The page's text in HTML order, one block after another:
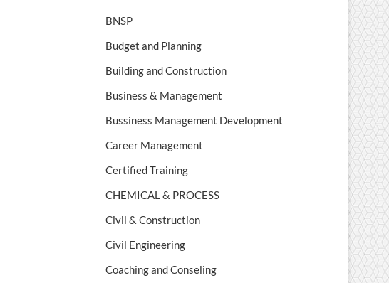
BNSP
Budget and Planning
Building and Construction
Business & Management
Bussiness Management Development
Career Management
Certified Training
CHEMICAL & PROCESS
Civil & Construction
Civil Engineering
Coaching and Conseling